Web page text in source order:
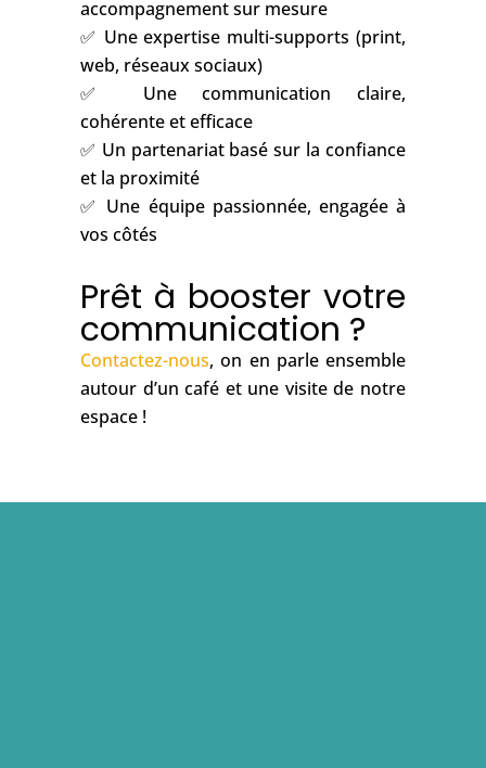
✅ Une écoute attentive et un
accompagnement sur mesure
✅ Une expertise multi-supports (print,
web, réseaux sociaux)
✅ Une communication claire,
cohérente et efficace
✅ Un partenariat basé sur la confiance
et la proximité
✅ Une équipe passionnée, engagée à
Prêt à booster votre
communication ?
Contactez-nous, on en parle ensemble
autour d’un café et une visite de notre